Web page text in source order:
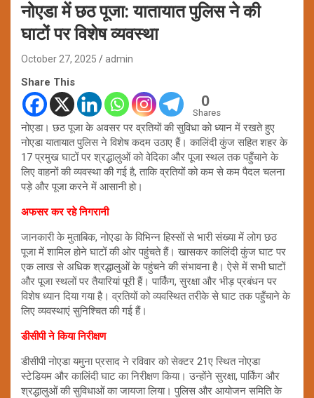
नोएडा में छठ पूजा: यातायात पुलिस ने की
घाटों पर विशेष व्यवस्था
October 27, 2025 admin
Share This
0
Shares
नोएडा। छठ पूजा के अवसर पर व्रतियों की सुविधा को ध्यान में रखते हुए
नोएडा यातायात पुलिस ने विशेष कदम उठाए हैं। कालिंदी कुंज सहित शहर के
17 प्रमुख घाटों पर श्रद्धालुओं को वेदिका और पूजा स्थल तक पहुँचाने के
लिए वाहनों की व्यवस्था की गई है, ताकि व्रतियों को कम से कम पैदल चलना
पड़े और पूजा करने में आसानी हो।
अफसर कर रहे निगरानी
जानकारी के मुताबिक, नोएडा के विभिन्न हिस्सों से भारी संख्या में लोग छठ
पूजा में शामिल होने घाटों की ओर पहुंचते हैं। खासकर कालिंदी कुंज घाट पर
एक लाख से अधिक श्रद्धालुओं के पहुंचने की संभावना है। ऐसे में सभी घाटों
और पूजा स्थलों पर तैयारियां पूरी हैं। पार्किंग, सुरक्षा और भीड़ प्रबंधन पर
विशेष ध्यान दिया गया है। व्रतियों को व्यवस्थित तरीके से घाट तक पहुँचाने के
लिए व्यवस्थाएं सुनिश्चित की गई हैं।
डीसीपी ने किया निरीक्षण
डीसीपी नोएडा यमुना प्रसाद ने रविवार को सेक्टर 21ए स्थित नोएडा
स्टेडियम और कालिंदी घाट का निरीक्षण किया। उन्होंने सुरक्षा, पार्किंग और
श्रद्धालुओं की सुविधाओं का जायजा लिया। पुलिस और आयोजन समिति के